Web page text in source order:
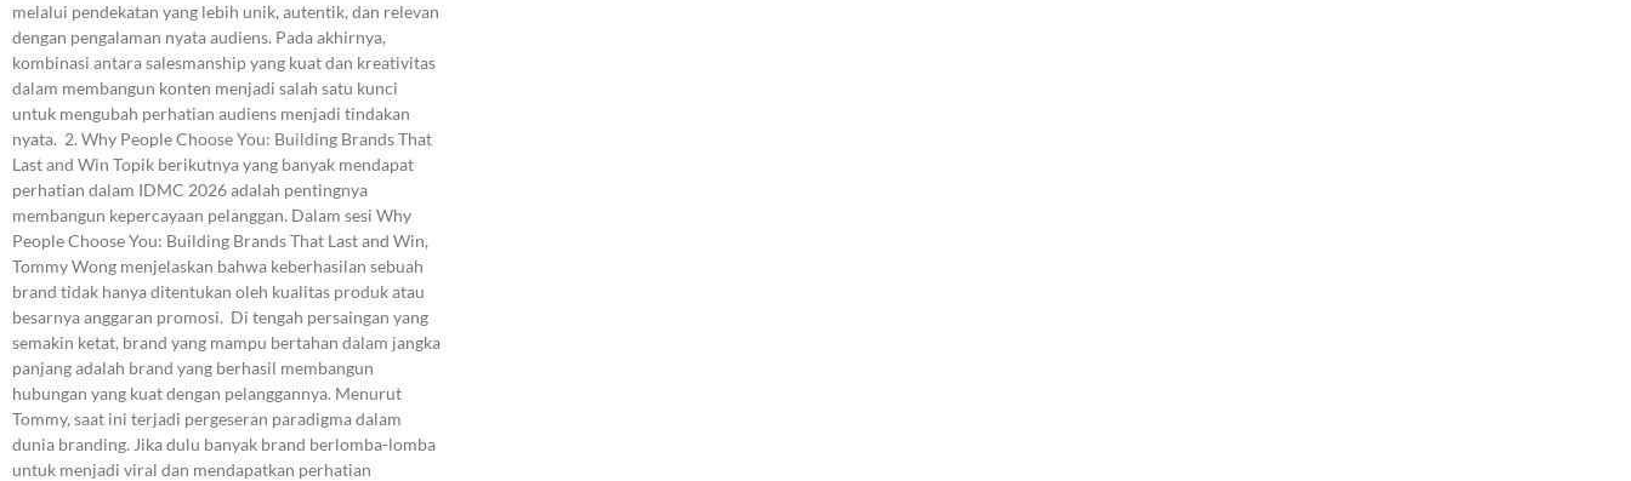
melalui pendekatan yang lebih unik, autentik, dan relevan
dengan pengalaman nyata audiens. Pada akhirnya,
kombinasi antara salesmanship yang kuat dan kreativitas
dalam membangun konten menjadi salah satu kunci
untuk mengubah perhatian audiens menjadi tindakan
nyata. 2. Why People Choose You: Building Brands That
Last and Win Topik berikutnya yang banyak mendapat
perhatian dalam IDMC 2026 adalah pentingnya
membangun kepercayaan pelanggan. Dalam sesi Why
People Choose You: Building Brands That Last and Win,
Tommy Wong menjelaskan bahwa keberhasilan sebuah
brand tidak hanya ditentukan oleh kualitas produk atau
besarnya anggaran promosi. Di tengah persaingan yang
semakin ketat, brand yang mampu bertahan dalam jangka
panjang adalah brand yang berhasil membangun
hubungan yang kuat dengan pelanggannya. Menurut
Tommy, saat ini terjadi pergeseran paradigma dalam
dunia branding. Jika dulu banyak brand berlomba-lomba
untuk menjadi viral dan mendapatkan perhatian